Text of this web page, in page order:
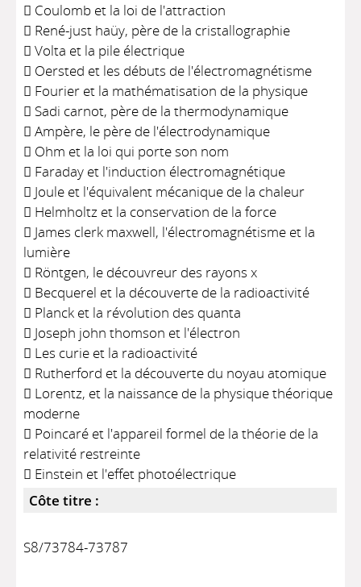
 Coulomb et la loi de l'attraction
 René-just haüy, père de la cristallographie
 Volta et la pile électrique
 Oersted et les débuts de l'électromagnétisme
 Fourier et la mathématisation de la physique
 Sadi carnot, père de la thermodynamique
 Ampère, le père de l'électrodynamique
 Ohm et la loi qui porte son nom
 Faraday et l'induction électromagnétique
 Joule et l'équivalent mécanique de la chaleur
 Helmholtz et la conservation de la force
 James clerk maxwell, l'électromagnétisme et la
lumière
 Röntgen, le découvreur des rayons x
 Becquerel et la découverte de la radioactivité
 Planck et la révolution des quanta
 Joseph john thomson et l'électron
 Les curie et la radioactivité
 Rutherford et la découverte du noyau atomique
 Lorentz, et la naissance de la physique théorique
moderne
 Poincaré et l'appareil formel de la théorie de la
relativité restreinte
 Einstein et l'effet photoélectrique
Côte titre :
S8/73784-73787